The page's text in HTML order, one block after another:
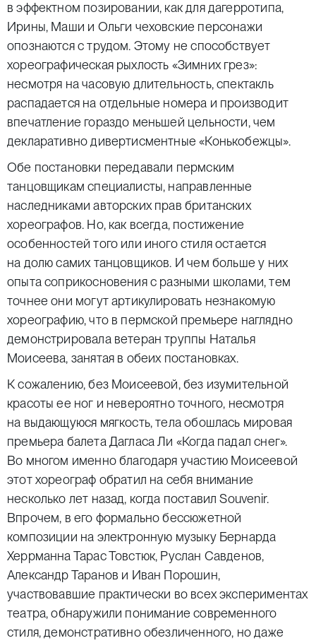
в эффектном позировании, как для дагерротипа,
Ирины, Маши и Ольги чеховские персонажи
опознаются с трудом. Этому не способствует
хореографическая рыхлость «Зимних грез»:
несмотря на часовую длительность, спектакль
распадается на отдельные номера и производит
впечатление гораздо меньшей цельности, чем
декларативно дивертисментные «Конькобежцы».
Обе постановки передавали пермским
танцовщикам специалисты, направленные
наследниками авторских прав британских
хореографов. Но, как всегда, постижение
особенностей того или иного стиля остается
на долю самих танцовщиков. И чем больше у них
опыта соприкосновения с разными школами, тем
точнее они могут артикулировать незнакомую
хореографию, что в пермской премьере наглядно
демонстрировала ветеран труппы Наталья
Моисеева, занятая в обеих постановках.
К сожалению, без Моисеевой, без изумительной
красоты ее ног и невероятно точного, несмотря
на выдающуюся мягкость, тела обошлась мировая
премьера балета Дагласа Ли «Когда падал снег».
Во многом именно благодаря участию Моисеевой
этот хореограф обратил на себя внимание
несколько лет назад, когда поставил Souvenir.
Впрочем, в его формально бессюжетной
композиции на электронную музыку Бернарда
Херрманна Тарас Товстюк, Руслан Савденов,
Александр Таранов и Иван Порошин,
участвовавшие практически во всех экспериментах
театра, обнаружили понимание современного
стиля, демонстративно обезличенного, но даже